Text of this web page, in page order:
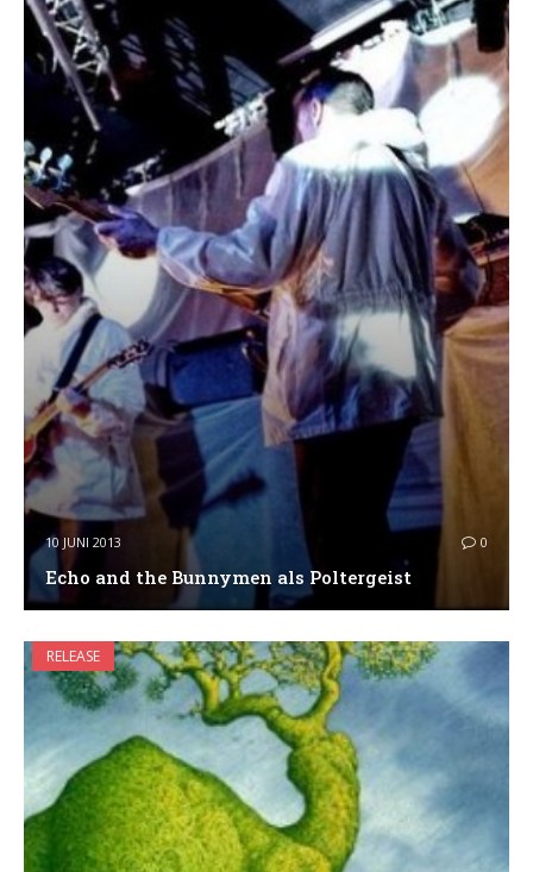
10 JUNI 2013 0
Echo and the Bunnymen als Poltergeist
RELEASE